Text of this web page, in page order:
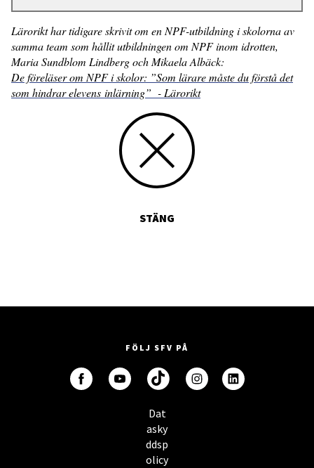
Lärorikt har tidigare skrivit om en NPF-utbildning i skolorna av
samma team som hållit utbildningen om NPF inom idrotten,
Maria Sundblom Lindberg och Mikaela Albäck:
De föreläser om NPF i skolor: ”Som lärare måste du förstå det
som hindrar elevens inlärning” - Lärorikt
STÄNG
FÖLJ SFV PÅ
Dat
asky
ddsp
olicy